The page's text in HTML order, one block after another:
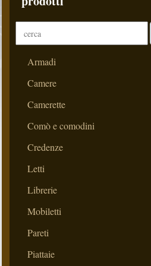
Armadi
Camere
Camerette
Comò e comodini
Credenze
Letti
Librerie
Mobiletti
Pareti
Piattaie